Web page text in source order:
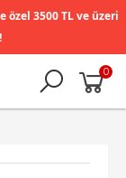
özel 3500 TL ve üzeri
0